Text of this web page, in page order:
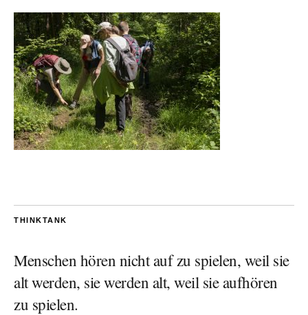
THINKTANK
Menschen hören nicht auf zu spielen, weil sie
alt werden, sie werden alt, weil sie aufhören
zu spielen.